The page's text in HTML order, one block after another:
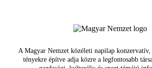
A Magyar Nemzet közéleti napilap
tényekre építve adja közre a legfontosabb